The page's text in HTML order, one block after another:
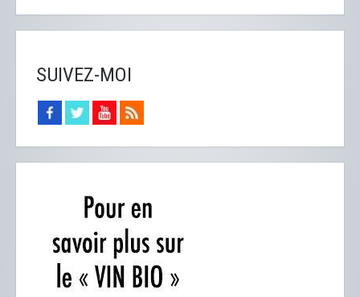
SUIVEZ-MOI